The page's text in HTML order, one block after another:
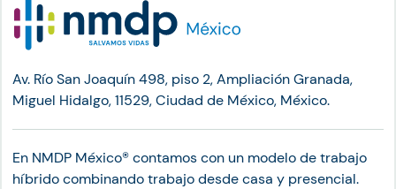
Av. Río San Joaquín 498, piso 2, Ampliación Granada,
Miguel Hidalgo, 11529, Ciudad de México, México.
En NMDP México®︎ contamos con un modelo de trabajo
híbrido combinando trabajo desde casa y presencial.